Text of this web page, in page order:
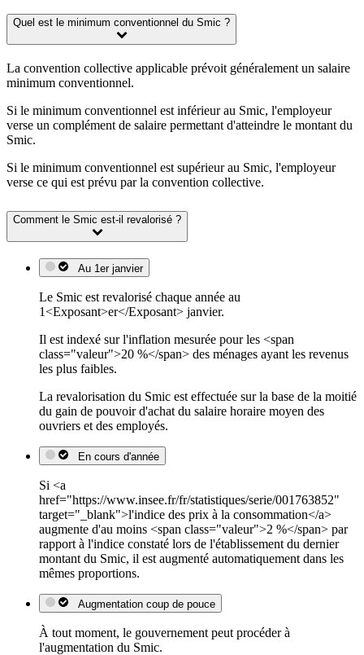
Quel est le minimum conventionnel du Smic ?
La convention collective applicable prévoit généralement un salaire
minimum conventionnel.
Si le minimum conventionnel est inférieur au Smic, l'employeur
verse un complément de salaire permettant d'atteindre le montant du
Smic.
Si le minimum conventionnel est supérieur au Smic, l'employeur
verse ce qui est prévu par la convention collective.
Comment le Smic est-il revalorisé ?
Au 1er janvier
Le Smic est revalorisé chaque année au
1<Exposant>er</Exposant> janvier.
Il est indexé sur l'inflation mesurée pour les <span
class="valeur">20 %</span> des ménages ayant les revenus
les plus faibles.
La revalorisation du Smic est effectuée sur la base de la moitié
du gain de pouvoir d'achat du salaire horaire moyen des
ouvriers et des employés.
En cours d'année
Si <a
href="https://www.insee.fr/fr/statistiques/serie/001763852"
target="_blank">l'indice des prix à la consommation</a>
augmente d'au moins <span class="valeur">2 %</span> par
rapport à l'indice constaté lors de l'établissement du dernier
montant du Smic, il est augmenté automatiquement dans les
mêmes proportions.
Augmentation coup de pouce
À tout moment, le gouvernement peut procéder à
l'augmentation du Smic.